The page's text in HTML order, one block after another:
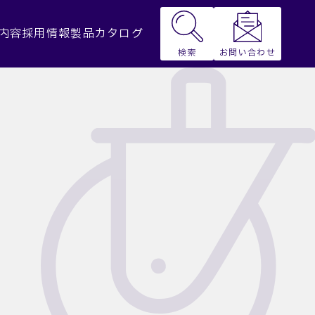
容採用情報製品カタログ
検索 お問い合わせ